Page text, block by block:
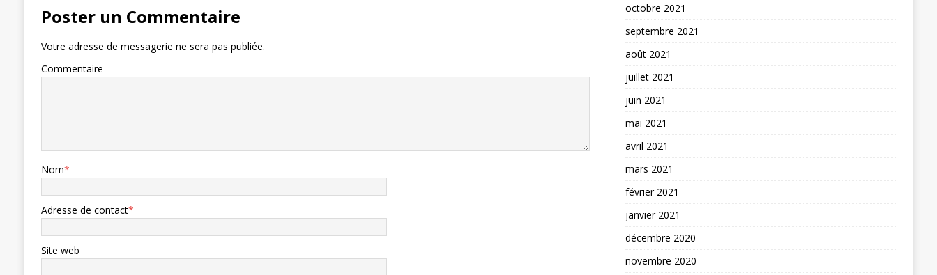
Poster un Commentaire
Votre adresse de messagerie ne sera pas publiée.
Commentaire
Nom*
Adresse de contact*
Site web
octobre 2021
septembre 2021
août 2021
juillet 2021
juin 2021
mai 2021
avril 2021
mars 2021
février 2021
janvier 2021
décembre 2020
novembre 2020